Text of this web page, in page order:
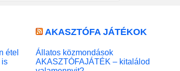
étel
is
AKASZTÓFA JÁTÉKOK
Állatos közmondások
AKASZTÓFAJÁTÉK – kitalálod